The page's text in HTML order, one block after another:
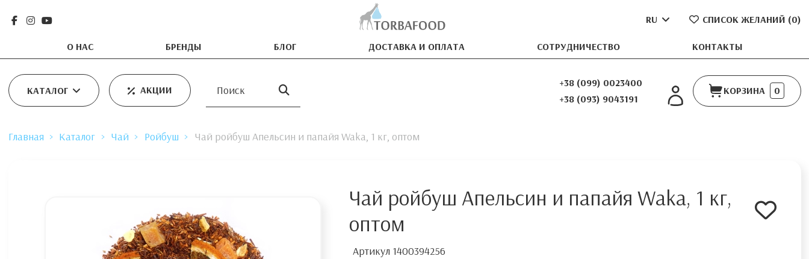
О НАС БРЕНДЫ БЛОГ ДОСТАВКА И ОПЛАТА СОТРУДНИЧЕСТВО КОНТАКТЫ
RU СПИСОК ЖЕЛАНИЙ (0)
КАТАЛОГ АКЦИИ
+38 (099) 0023400
+38 (093) 9043191
КОРЗИНА 0
Главная Каталог Чай Ройбуш Чай ройбуш Апельсин и папайя Waka, 1 кг, оптом
Чай ройбуш Апельсин и папайя Waka, 1 кг,
оптом
Артикул 1400394256